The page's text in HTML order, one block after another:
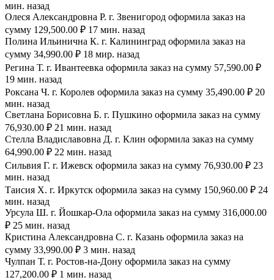
мин. назад
Олеся Александровна Р. г. Звенигород оформила заказ на
сумму 129,500.00 ₽ 17 мин. назад
Полина Ильинична К. г. Калининград оформила заказ на
сумму 34,990.00 ₽ 18 мир. назад
Регина Т. г. Ивантеевка оформила заказ на сумму 57,590.00 ₽
19 мин. назад
Роксана Ч. г. Королев оформила заказ на сумму 35,490.00 ₽ 20
мин. назад
Светлана Борисовна Б. г. Пушкино оформила заказ на сумму
76,930.00 ₽ 21 мин. назад
Стелла Владиславовна Д. г. Клин оформила заказ на сумму
64,990.00 ₽ 22 мин. назад
Сильвия Г. г. Ижевск оформила заказ на сумму 76,930.00 ₽ 23
мин. назад
Таисия Х. г. Иркутск оформила заказ на сумму 150,960.00 ₽ 24
мин. назад
Урсула Ш. г. Йошкар-Ола оформила заказ на сумму 316,000.00
₽ 25 мин. назад
Кристина Александровна С. г. Казань оформила заказ на
сумму 33,990.00 ₽ 3 мин. назад
Чулпан Т. г. Ростов-на-Дону оформила заказ на сумму
127,200.00 ₽ 1 мин. назад